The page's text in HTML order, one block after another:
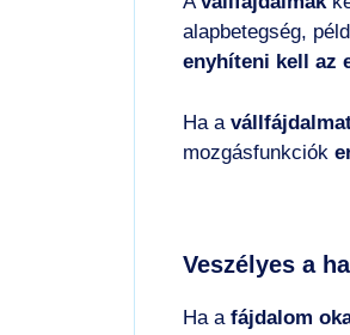
alapbetegség,
enyhíteni kell az
Ha a
mozgásfunkciók
Veszélyes a
Ha a fájdalom